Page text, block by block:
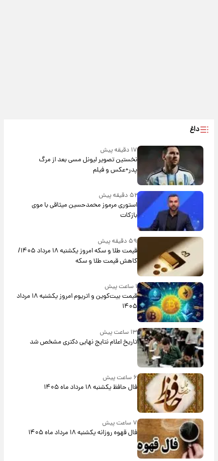
داغ
۱۷ دقیقه پیش
نخستین تصویر لیونل مسی بعد از مرگ
پدر+عکس و فیلم
۵۲ دقیقه پیش
استوری مرموز محمدحسین میثاقی با موی
بازکات
۵۹ دقیقه پیش
قیمت طلا و سکه امروز یکشنبه ۱۸ مرداد ۱۴۰۵/
کاهش قیمت طلا و سکه
۱ ساعت پیش
قیمت بیت‌کوین و اتریوم امروز یکشنبه ۱۸ مرداد
۱۴۰۵
۱۳ ساعت پیش
تاریخ اعلام نتایج نهایی دکتری مشخص شد
۶ ساعت پیش
فال حافظ یکشنبه ۱۸ مرداد ماه ۱۴۰۵
۷ ساعت پیش
فال قهوه روزانه یکشنبه ۱۸ مرداد ماه ۱۴۰۵